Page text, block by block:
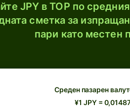
JPY в TOP по
сметка за
пари като местен
Среден пазарен
¥1 JPY =